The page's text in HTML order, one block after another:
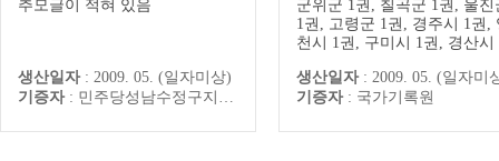
추모글이 적혀 있음
생산일자 : 2009. 05. (일자미상)
기증자 : 민주당성남수정구지역위원회
군위군 1권, 칠곡군 1권, 울진
1권, 고령군 1권, 경주시 1권,
천시 1권, 구미시 1권, 경산시
생산일자 : 2009. 05. (일자미
기증자 : 국가기록원